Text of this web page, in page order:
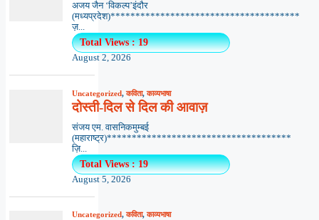
अजय जैन ‘विकल्प’इंदौर
(मध्यप्रदेश)**************************************
ज़...
Total Views : 19
August 2, 2026
Uncategorized,कविता,काव्यभाषा
दोस्ती-दिल से दिल की आवाज़
संजय एम. वासनिकमुम्बई
(महाराष्ट्र)*************************************
ज़ि...
Total Views : 19
August 5, 2026
Uncategorized,कविता,काव्यभाषा